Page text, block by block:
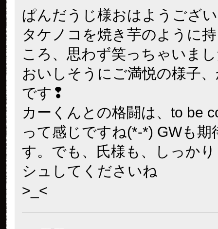
ぱんだうじ様おはようござ
タケノコを焼き芋のように
ころ、思わず笑っちゃいま
おいしそうにご満悦の様子
です❢
カーくんとの格闘は、to be
って感じですね(*-*) GWも期
す。でも、氏様も、しっか
シュしてくださいね
>_<